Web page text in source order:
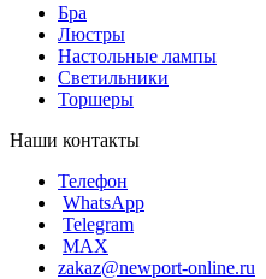
Бра
Люстры
Настольные лампы
Светильники
Торшеры
Наши контакты
Телефон
WhatsApp
Telegram
MAX
zakaz@newport-online.ru